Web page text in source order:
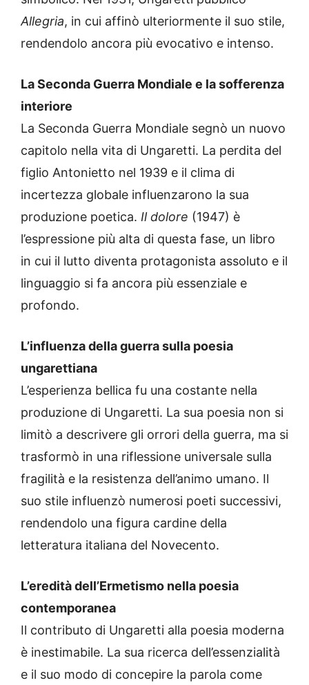
Allegria, in cui affinò ulteriormente il suo stile,
rendendolo ancora più evocativo e intenso.
La Seconda Guerra Mondiale e la sofferenza
interiore
La Seconda Guerra Mondiale segnò un nuovo
capitolo nella vita di Ungaretti. La perdita del
figlio Antonietto nel 1939 e il clima di
incertezza globale influenzarono la sua
produzione poetica. Il dolore (1947) è
l’espressione più alta di questa fase, un libro
in cui il lutto diventa protagonista assoluto e il
linguaggio si fa ancora più essenziale e
profondo.
L’influenza della guerra sulla poesia
ungarettiana
L’esperienza bellica fu una costante nella
produzione di Ungaretti. La sua poesia non si
limitò a descrivere gli orrori della guerra, ma si
trasformò in una riflessione universale sulla
fragilità e la resistenza dell’animo umano. Il
suo stile influenzò numerosi poeti successivi,
rendendolo una figura cardine della
letteratura italiana del Novecento.
L’eredità dell’Ermetismo nella poesia
contemporanea
Il contributo di Ungaretti alla poesia moderna
è inestimabile. La sua ricerca dell’essenzialità
e il suo modo di concepire la parola come